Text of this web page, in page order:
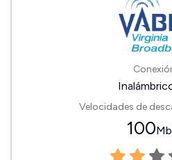
Velocidades de
100